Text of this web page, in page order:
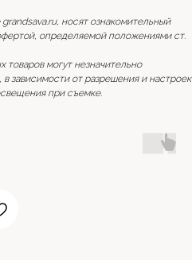
носят ознакомительный
определяемой положениями ст.
могут незначительно
в зависимости от разрешения и настроек
при съемке.